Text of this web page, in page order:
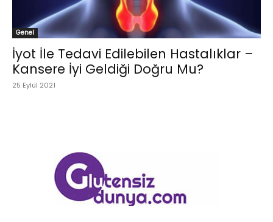
Genel
İyot İle Tedavi Edilebilen Hastalıklar –
Kansere İyi Geldiği Doğru Mu?
25 Eylül 2021